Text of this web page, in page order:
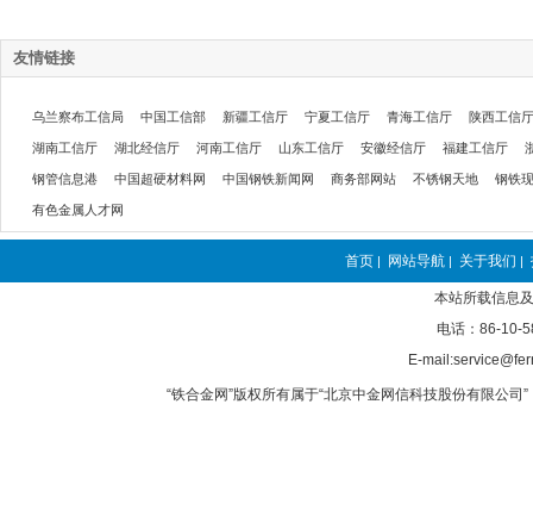
友情链接
乌兰察布工信局 中国工信部 新疆工信厅 宁夏工信厅 青海工信厅 陕西工信厅
湖南工信厅 湖北经信厅 河南工信厅 山东工信厅 安徽经信厅 福建工信厅
钢管信息港 中国超硬材料网 中国钢铁新闻网 商务部网站 不锈钢天地 钢铁
有色金属人才网
首页 | 网站导航 | 关于我们 |
本站所载信息
电话：86-10-
E-
“铁合金网”版权所有属于“北京中金网信科技股份有限公司